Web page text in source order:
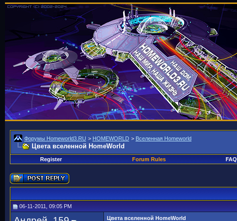
Форумы Homeworld3.RU > HOMEWORLD > Вселенная Homeworld
Цвета вселенной HomeWorld
Register Forum Rules FAQ
06-11-2011, 09:05 PM
Цвета вселенной HomeWorld